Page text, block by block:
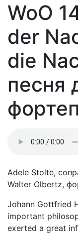
WoO
der
die
песня
Adele Stolte,
Walter Olbertz,
Johann Gottfried
important
exerted a great